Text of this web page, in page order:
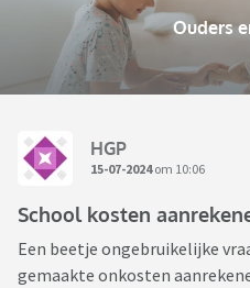
Ouders
HGP
15-07-2024om 10:06
School kosten
Een beetje ongebruikelijke
gemaakte onkosten